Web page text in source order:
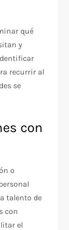
qué
y
recurrir al
se
con
o
talento de
con
el